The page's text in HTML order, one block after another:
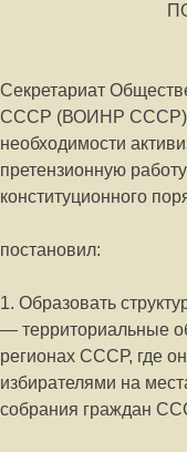
Секретариат
СССР (ВОИНР СССР),
необходимости
претензионную
конституционного
постановил:
1. Образовать
— территориальные
регионах СССР, где
избирателями на
собрания граждан